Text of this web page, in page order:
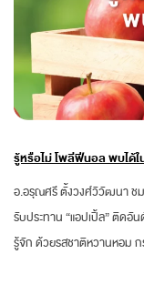
รู้หรือไม่ โพลีฟีนอล พบได้ใ
อ.อรุณศรี ตั้งวงศ์วิวัฒนา ช
รับประทาน “แอปเปิ้ล” ติดอั
รู้จัก ด้วยรสชาติหวานหอม
ต้านอนุมูลอิสระ เช่น โพลีฟี